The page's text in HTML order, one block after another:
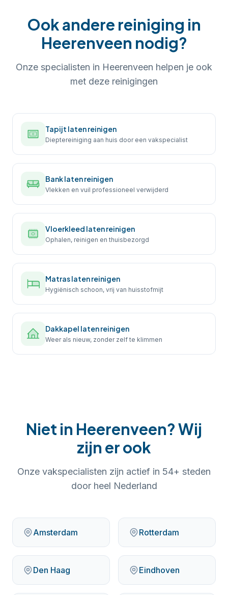
Ook andere reiniging in
Heerenveen nodig?
Onze specialisten in Heerenveen helpen je ook
met deze reinigingen
Tapijt laten reinigen
Dieptereiniging aan huis door een vakspecialist
Bank laten reinigen
Vlekken en vuil professioneel verwijderd
Vloerkleed laten reinigen
Ophalen, reinigen en thuisbezorgd
Matras laten reinigen
Hygiënisch schoon, vrij van huisstofmijt
Dakkapel laten reinigen
Weer als nieuw, zonder zelf te klimmen
Niet in Heerenveen? Wij
zijn er ook
Onze vakspecialisten zijn actief in 54+ steden
door heel Nederland
Amsterdam Rotterdam
Den Haag Eindhoven